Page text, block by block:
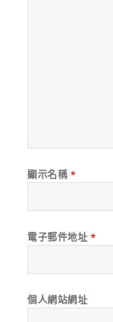
顯示名稱 *
電子郵件地址 *
個人網站網址